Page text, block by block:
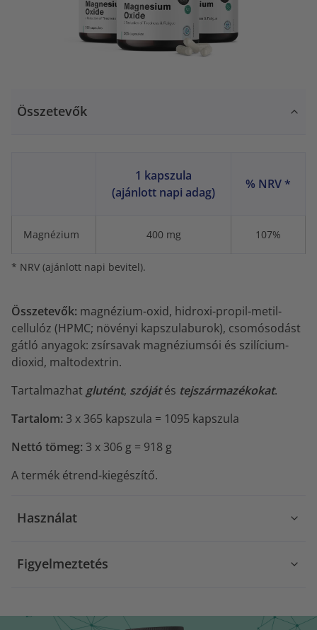
Összetevők
1 kapszula
(ajánlott napi adag)
% NRV *
Magnézium 400 mg 107%
* NRV (ajánlott napi bevitel).
Összetevők: magnézium-oxid, hidroxi-propil-metil-
cellulóz (HPMC; növényi kapszulaburok), csomósodást
gátló anyagok: zsírsavak magnéziumsói és szilícium-
dioxid, maltodextrin.
Tartalmazhat glutént, szójátés tejszármazékokat.
Tartalom: 3 x 365 kapszula = 1095 kapszula
Nettó tömeg: 3 x 306 g = 918 g
A termék étrend-kiegészítő.
Használat
Figyelmeztetés